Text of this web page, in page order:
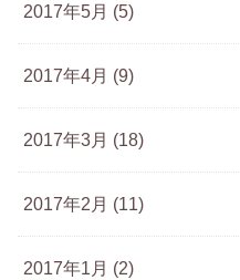
2017年5月 (5)
2017年4月 (9)
2017年3月 (18)
2017年2月 (11)
2017年1月 (2)